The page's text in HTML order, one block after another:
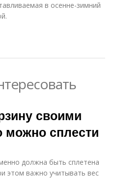
в осенне-зимний
своими
можно сплести
должна быть сплетена
этом важно учитывать вес